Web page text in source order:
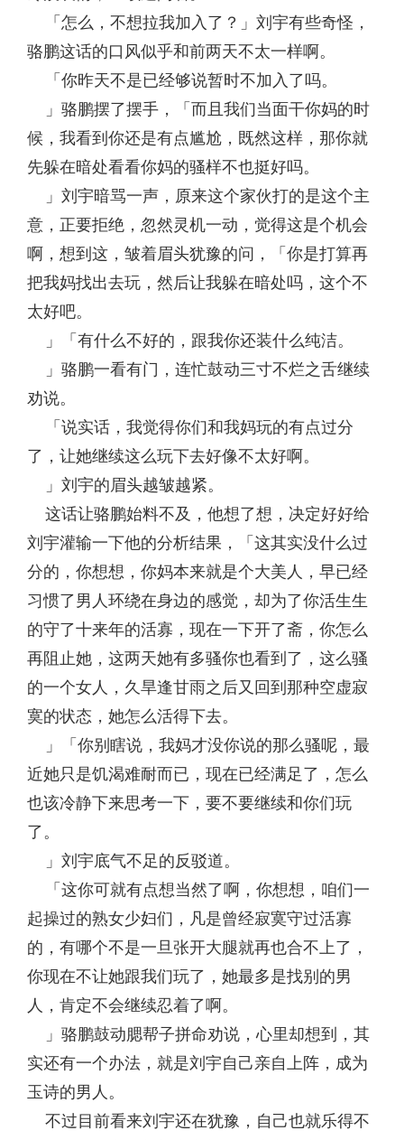
「怎么，不想拉我加入了？」刘宇有些奇怪，
骆鹏这话的口风似乎和前两天不太一样啊。
「你昨天不是已经够说暂时不加入了吗。
」骆鹏摆了摆手，「而且我们当面干你妈的时
候，我看到你还是有点尴尬，既然这样，那你就
先躲在暗处看看你妈的骚样不也挺好吗。
」刘宇暗骂一声，原来这个家伙打的是这个主
意，正要拒绝，忽然灵机一动，觉得这是个机会
啊，想到这，皱着眉头犹豫的问，「你是打算再
把我妈找出去玩，然后让我躲在暗处吗，这个不
太好吧。
」「有什么不好的，跟我你还装什么纯洁。
」骆鹏一看有门，连忙鼓动三寸不烂之舌继续
劝说。
「说实话，我觉得你们和我妈玩的有点过分
了，让她继续这么玩下去好像不太好啊。
」刘宇的眉头越皱越紧。
这话让骆鹏始料不及，他想了想，决定好好给
刘宇灌输一下他的分析结果，「这其实没什么过
分的，你想想，你妈本来就是个大美人，早已经
习惯了男人环绕在身边的感觉，却为了你活生生
的守了十来年的活寡，现在一下开了斋，你怎么
再阻止她，这两天她有多骚你也看到了，这么骚
的一个女人，久旱逢甘雨之后又回到那种空虚寂
寞的状态，她怎么活得下去。
」「你别瞎说，我妈才没你说的那么骚呢，最
近她只是饥渴难耐而已，现在已经满足了，怎么
也该冷静下来思考一下，要不要继续和你们玩
了。
」刘宇底气不足的反驳道。
「这你可就有点想当然了啊，你想想，咱们一
起操过的熟女少妇们，凡是曾经寂寞守过活寡
的，有哪个不是一旦张开大腿就再也合不上了，
你现在不让她跟我们玩了，她最多是找别的男
人，肯定不会继续忍着了啊。
」骆鹏鼓动腮帮子拼命劝说，心里却想到，其
实还有一个办法，就是刘宇自己亲自上阵，成为
玉诗的男人。
不过目前看来刘宇还在犹豫，自己也就乐得不